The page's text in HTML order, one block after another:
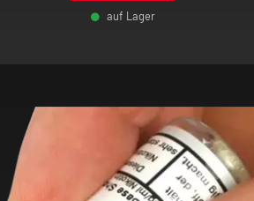
+
auf Lager